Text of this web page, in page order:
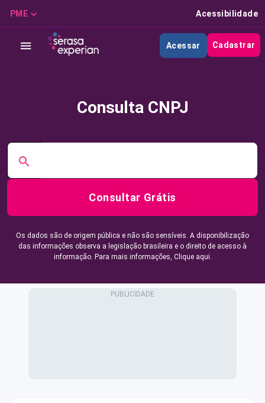
PME Acessibilidade
Acessar Cadastrar
Consulta CNPJ
Consultar Grátis
Os dados são de origem pública e não são sensíveis. A disponibilização
das informações observa a legislação brasileira e o direito de acesso à
informação. Para mais informações, Clique aqui.